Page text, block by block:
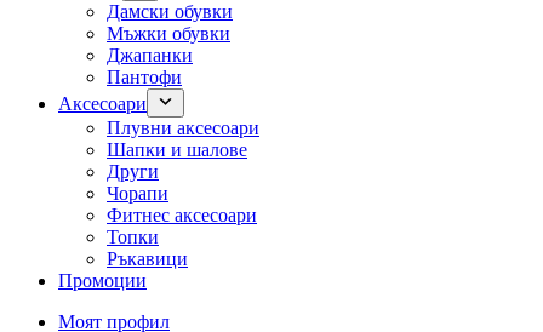
Дамски обувки
Мъжки обувки
Джапанки
Пантофи
Аксесоари
Плувни аксесоари
Шапки и шалове
Други
Чорапи
Фитнес аксесоари
Топки
Ръкавици
Промоции
Моят профил